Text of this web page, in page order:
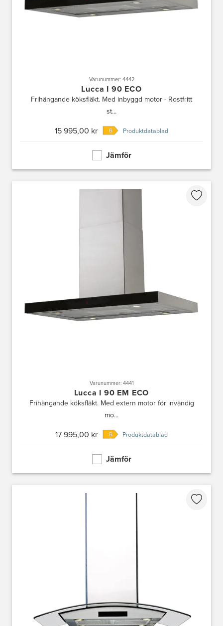
Varunummer: 4442
Lucca I 90 ECO
Frihängande köksfläkt. Med inbyggd motor - Rostfritt
st...
15 995,00 kr Produktdatablad
Jämför
Varunummer: 4441
Lucca I 90 EM ECO
Frihängande köksfläkt. Med extern motor för invändig
mo...
17 995,00 kr Produktdatablad
Jämför